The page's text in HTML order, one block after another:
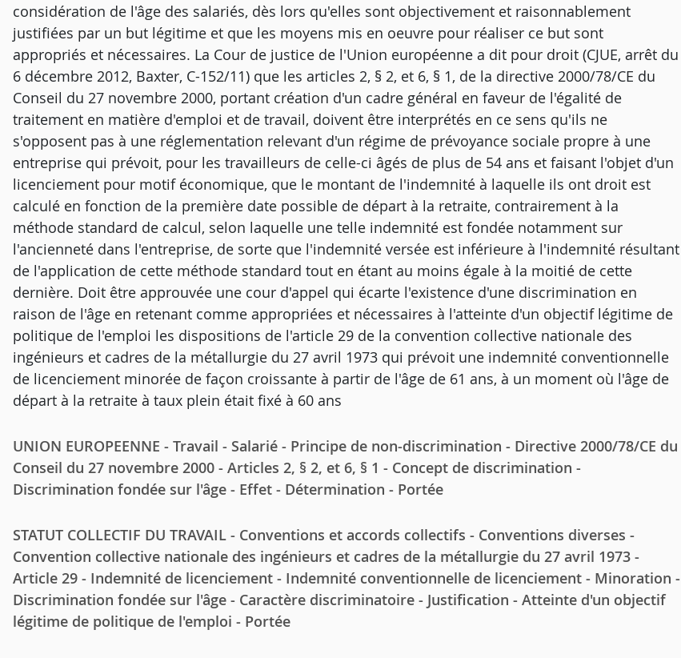
considération de l'âge des salariés, dès lors qu'elles sont objectivement et raisonnablement
justifiées par un but légitime et que les moyens mis en oeuvre pour réaliser ce but sont
appropriés et nécessaires. La Cour de justice de l'Union européenne a dit pour droit (CJUE, arrêt du
6 décembre 2012, Baxter, C-152/11) que les articles 2, § 2, et 6, § 1, de la directive 2000/78/CE du
Conseil du 27 novembre 2000, portant création d'un cadre général en faveur de l'égalité de
traitement en matière d'emploi et de travail, doivent être interprétés en ce sens qu'ils ne
s'opposent pas à une réglementation relevant d'un régime de prévoyance sociale propre à une
entreprise qui prévoit, pour les travailleurs de celle-ci âgés de plus de 54 ans et faisant l'objet d'un
licenciement pour motif économique, que le montant de l'indemnité à laquelle ils ont droit est
calculé en fonction de la première date possible de départ à la retraite, contrairement à la
méthode standard de calcul, selon laquelle une telle indemnité est fondée notamment sur
l'ancienneté dans l'entreprise, de sorte que l'indemnité versée est inférieure à l'indemnité résultant
de l'application de cette méthode standard tout en étant au moins égale à la moitié de cette
dernière. Doit être approuvée une cour d'appel qui écarte l'existence d'une discrimination en
raison de l'âge en retenant comme appropriées et nécessaires à l'atteinte d'un objectif légitime de
politique de l'emploi les dispositions de l'article 29 de la convention collective nationale des
ingénieurs et cadres de la métallurgie du 27 avril 1973 qui prévoit une indemnité conventionnelle
de licenciement minorée de façon croissante à partir de l'âge de 61 ans, à un moment où l'âge de
départ à la retraite à taux plein était fixé à 60 ans
UNION EUROPEENNE - Travail - Salarié - Principe de non-discrimination - Directive 2000/78/CE du
Conseil du 27 novembre 2000 - Articles 2, § 2, et 6, § 1 - Concept de discrimination -
Discrimination fondée sur l'âge - Effet - Détermination - Portée
STATUT COLLECTIF DU TRAVAIL - Conventions et accords collectifs - Conventions diverses -
Convention collective nationale des ingénieurs et cadres de la métallurgie du 27 avril 1973 -
Article 29 - Indemnité de licenciement - Indemnité conventionnelle de licenciement - Minoration -
Discrimination fondée sur l'âge - Caractère discriminatoire - Justification - Atteinte d'un objectif
légitime de politique de l'emploi - Portée